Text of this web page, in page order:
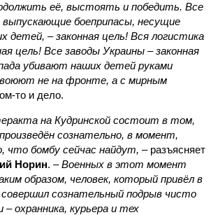
её, выстоять и победить. Все
выпускающие боеприпасы, несущие
детей, – законная цель! Вся логистика
цель! Все заводы Украины – законная
убивают наших детей руками
не на фронте, а с мирным
то и дело.
на Кудринской состоит в том,
сознательно, в момент,
что бомбу сейчас найдут, – разъясняет
Норин. –Военных в этот момент
образом, человек, который привёл в
сознательный подрыв чисто
– охранника, курьера и тех